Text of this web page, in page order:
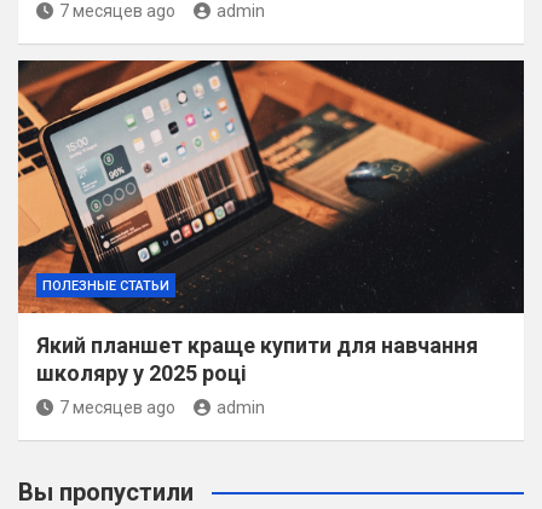
7 месяцев ago admin
ПОЛЕЗНЫЕ СТАТЬИ
Який планшет краще купити для навчання
школяру у 2025 році
7 месяцев ago admin
Вы пропустили